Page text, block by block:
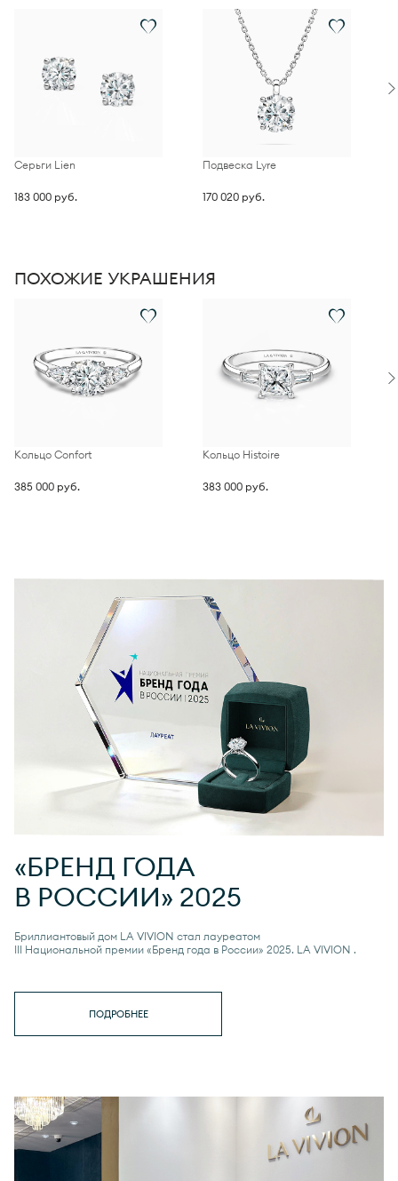
Серьги Lien
183 000 руб.
Подвеска Lyre
170 020 руб.
ПОХОЖИЕ УКРАШЕНИЯ
Кольцо Confort
385 000 руб.
Кольцо Histoire
383 000 руб.
«БРЕНД ГОДА
В РОССИИ» 2025
Бриллиантовый дом LA VIVION стал лауреатом
III Национальной премии «Бренд года в России» 2025. LA VIVION .
ПОДРОБНЕЕ